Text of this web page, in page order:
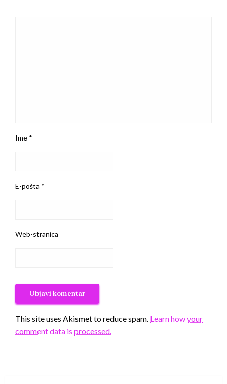
Ime *
E-pošta *
Web-stranica
This site uses Akismet to reduce spam. Learn how your
comment data is processed.